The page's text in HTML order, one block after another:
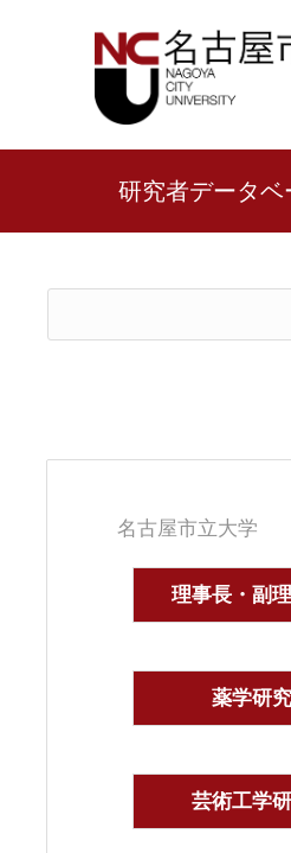
研究者データベ
名古屋市立大学
理事長・副
薬学研
芸術工学